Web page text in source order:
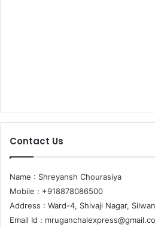
Contact Us
Name : Shreyansh Chourasiya
Mobile : +918878086500
Address : Ward-4, Shivaji Nagar,
Email Id :